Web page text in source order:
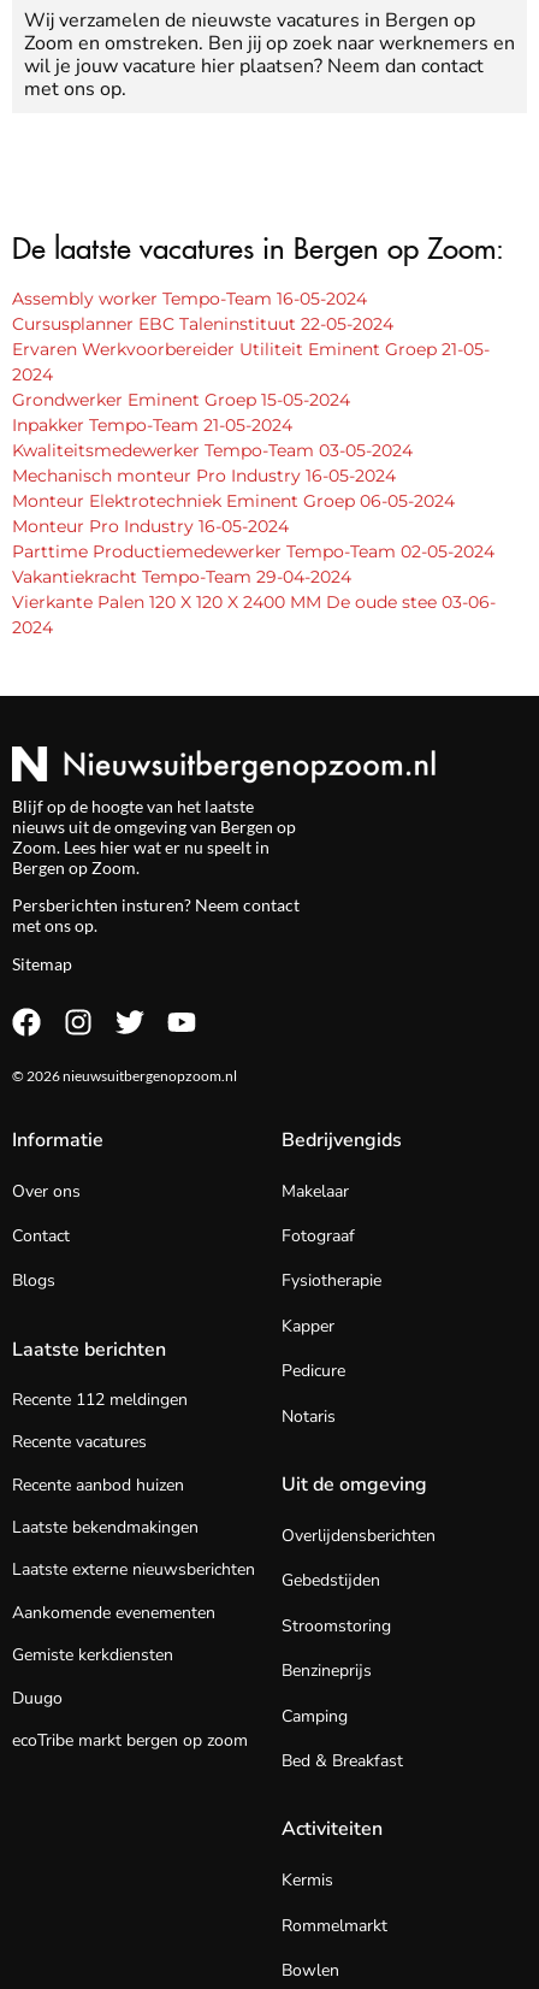
Wij verzamelen de nieuwste vacatures in Bergen op
Zoom en omstreken. Ben jij op zoek naar werknemers en
wil je jouw vacature hier plaatsen? Neem dan contact
met ons op.
De laatste vacatures in Bergen op Zoom:
Assembly worker Tempo-Team 16-05-2024
Cursusplanner EBC Taleninstituut 22-05-2024
Ervaren Werkvoorbereider Utiliteit Eminent Groep 21-05-
2024
Grondwerker Eminent Groep 15-05-2024
Inpakker Tempo-Team 21-05-2024
Kwaliteitsmedewerker Tempo-Team 03-05-2024
Mechanisch monteur Pro Industry 16-05-2024
Monteur Elektrotechniek Eminent Groep 06-05-2024
Monteur Pro Industry 16-05-2024
Parttime Productiemedewerker Tempo-Team 02-05-2024
Vakantiekracht Tempo-Team 29-04-2024
Vierkante Palen 120 X 120 X 2400 MM De oude stee 03-06-
2024
Blijf op de hoogte van het laatste
nieuws uit de omgeving van Bergen op
Zoom. Lees hier wat er nu speelt in
Bergen op Zoom.
Persberichten insturen? Neem contact
met ons op.
Sitemap
© 2026 nieuwsuitbergenopzoom.nl
Informatie
Over ons
Contact
Blogs
Laatste berichten
Recente 112 meldingen
Recente vacatures
Recente aanbod huizen
Laatste bekendmakingen
Laatste externe nieuwsberichten
Aankomende evenementen
Gemiste kerkdiensten
Duugo
ecoTribe markt bergen op zoom
Bedrijvengids
Makelaar
Fotograaf
Fysiotherapie
Kapper
Pedicure
Notaris
Uit de omgeving
Overlijdensberichten
Gebedstijden
Stroomstoring
Benzineprijs
Camping
Bed & Breakfast
Activiteiten
Kermis
Rommelmarkt
Bowlen